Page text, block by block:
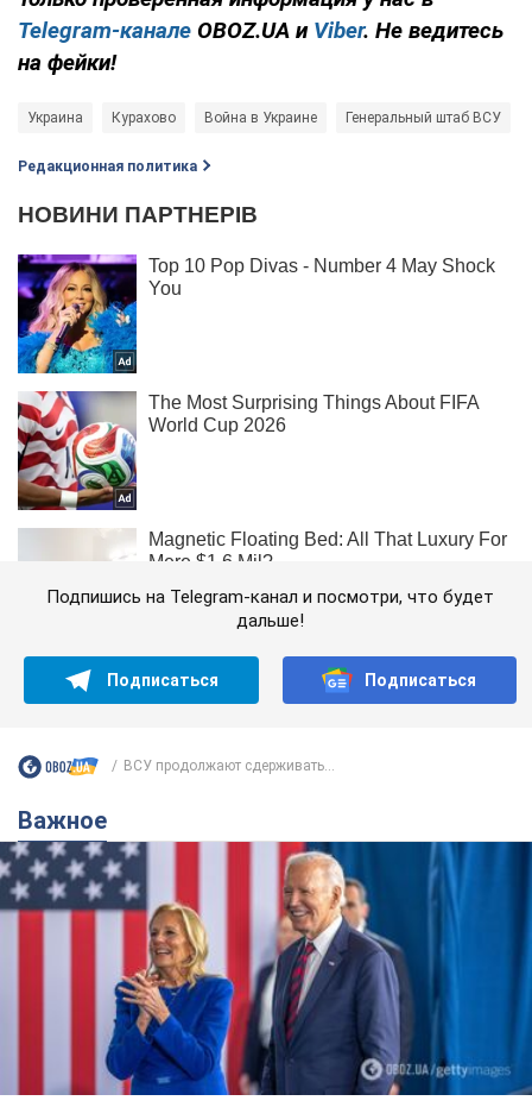
Telegram-канале OBOZ.UA и Viber. Не ведитесь
на фейки!
Украина Курахово Война в Украине Генеральный штаб ВСУ
Редакционная политика
Подпишись на Telegram-канал и посмотри, что будет
дальше!
Подписаться Подписаться